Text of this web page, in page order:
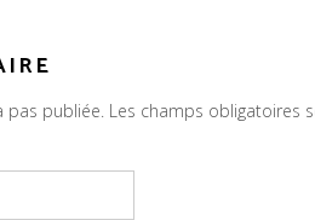
pas publiée. Les champs obligatoires